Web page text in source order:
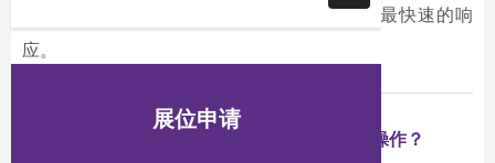
责人员，对于展商提出的任何问题可以给到最快速的响
应。
活动包含住宿吗？如果我要预定酒店怎么操作？
展位申请